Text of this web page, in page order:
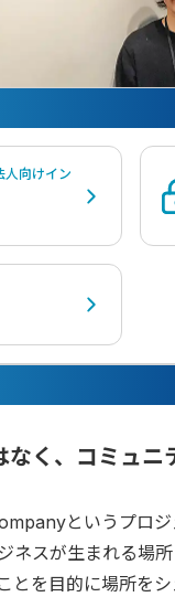
人向けイン
く、コミュ
というプロジ
ネスが生まれる場
とを目的に場所を